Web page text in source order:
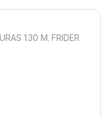
1.30 M. FRIDER